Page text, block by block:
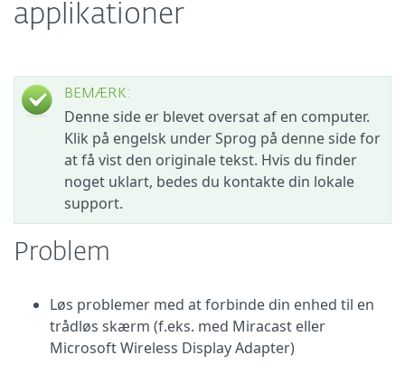
applikationer
BEMÆRK:
Denne side er blevet oversat af en computer.
Klik på engelsk under Sprog på denne side for
at få vist den originale tekst. Hvis du finder
noget uklart, bedes du kontakte din lokale
support.
Problem
Løs problemer med at forbinde din enhed til en
trådløs skærm (f.eks. med Miracast eller
Microsoft Wireless Display Adapter)